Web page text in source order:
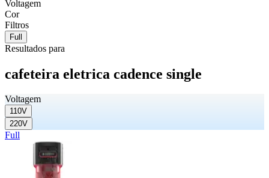
Voltagem
Cor
Filtros
Full
Resultados para
cafeteira eletrica cadence single
Voltagem
110V
220V
Full